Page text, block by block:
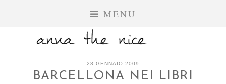
MENU
28 GENNAIO 2009
BARCELLONA NEI LIBRI